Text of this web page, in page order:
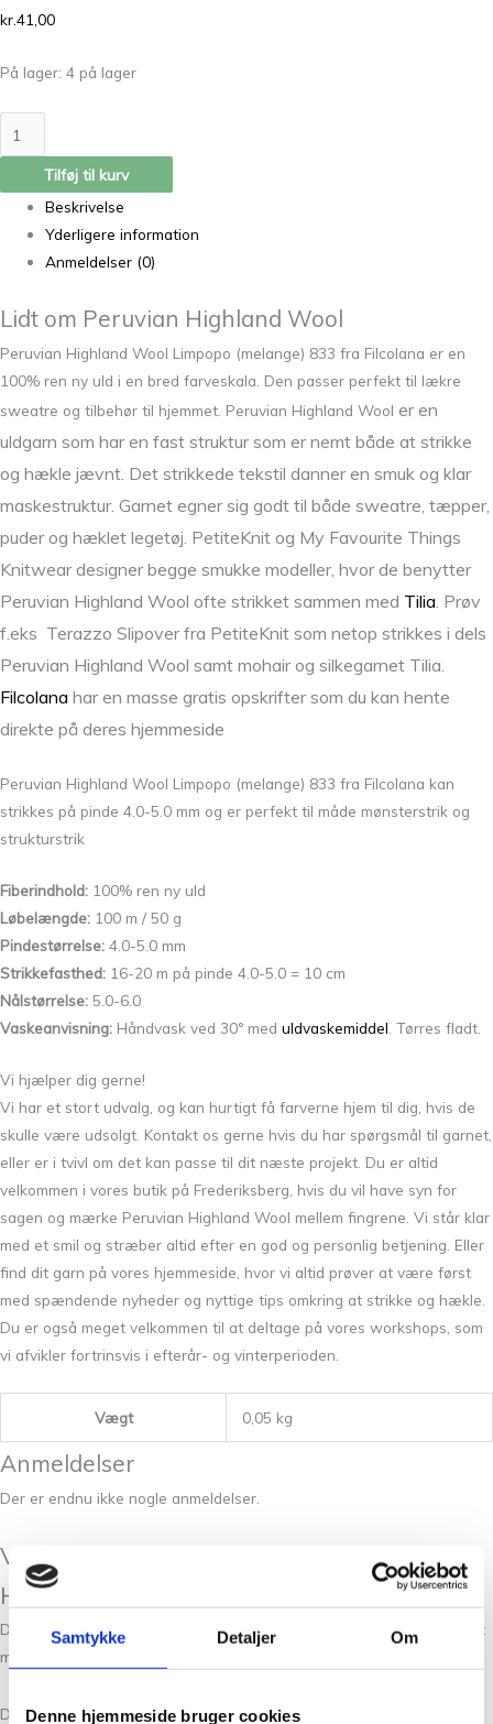
Samtykke Detaljer Om
Denne hjemmeside bruger cookies
kr.41,00
På lager: 4 på lager
Tilføj til kurv
Beskrivelse
Yderligere information
Anmeldelser (0)
Lidt om Peruvian Highland Wool
Peruvian Highland Wool Limpopo (melange) 833 fra Filcolana er en
100% ren ny uld i en bred farveskala. Den passer perfekt til lækre
sweatre og tilbehør til hjemmet. Peruvian Highland Wool er en
uldgarn som har en fast struktur som er nemt både at strikke
og hækle jævnt. Det strikkede tekstil danner en smuk og klar
maskestruktur. Garnet egner sig godt til både sweatre, tæpper,
puder og hæklet legetøj. PetiteKnit og My Favourite Things
Knitwear designer begge smukke modeller, hvor de benytter
Peruvian Highland Wool ofte strikket sammen med Tilia. Prøv
f.eks Terazzo Slipover fra PetiteKnit som netop strikkes i dels
Peruvian Highland Wool samt mohair og silkegarnet Tilia.
Filcolana har en masse gratis opskrifter som du kan hente
direkte på deres hjemmeside
Peruvian Highland Wool Limpopo (melange) 833 fra Filcolana kan
strikkes på pinde 4.0-5.0 mm og er perfekt til måde mønsterstrik og
strukturstrik
Fiberindhold: 100% ren ny uld
Løbelængde: 100 m / 50 g
Pindestørrelse: 4.0-5.0 mm
Strikkefasthed: 16-20 m på pinde 4.0-5.0 = 10 cm
Nålstørrelse: 5.0-6.0
Vaskeanvisning: Håndvask ved 30° med uldvaskemiddel . Tørres fladt.
Vi hjælper dig gerne!
Vi har et stort udvalg, og kan hurtigt få farverne hjem til dig, hvis de
skulle være udsolgt. Kontakt os gerne hvis du har spørgsmål til garnet,
eller er i tvivl om det kan passe til dit næste projekt. Du er altid
velkommen i vores butik på Frederiksberg, hvis du vil have syn for
sagen og mærke Peruvian Highland Wool mellem fingrene. Vi står klar
med et smil og stræber altid efter en god og personlig betjening. Eller
find dit garn på vores hjemmeside, hvor vi altid prøver at være først
med spændende nyheder og nyttige tips omkring at strikke og hækle.
Du er også meget velkommen til at deltage på vores workshops, som
vi afvikler fortrinsvis i efterår- og vinterperioden.
Vægt 0,05 kg
Anmeldelser
Der er endnu ikke nogle anmeldelser.
Vær den første til at anmelde “Peruvian
Highland Wool Limpopo (melange) 833”
Din e-mailadresse vil ikke blive publiceret.
Krævede felter er markeret
med
Din bedømmelse